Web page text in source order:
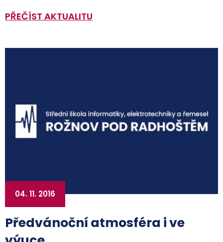
PŘEČÍST AKTUALITU
Předvánoční atmosféra i ve
04. 11. 2016